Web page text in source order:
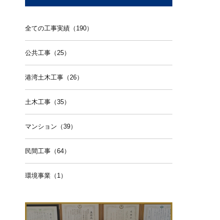
全ての工事実績（190）
公共工事（25）
港湾土木工事（26）
土木工事（35）
マンション（39）
民間工事（64）
環境事業（1）